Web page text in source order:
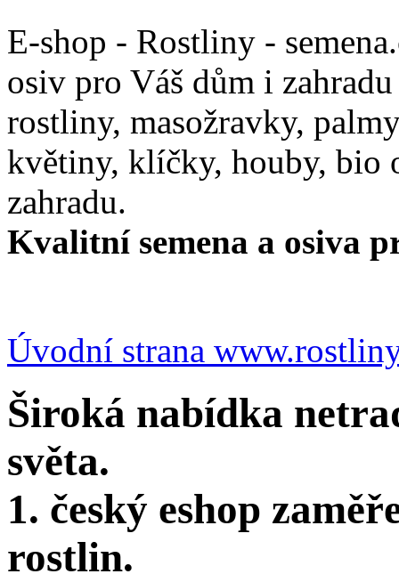
E-shop - Rostliny -
osiv pro Váš dům i
rostliny, masožravky,
květiny, klíčky, houby, bio
zahradu.
Kvalitní semena a osiva
Úvodní strana
Široká nabídka
světa.
1. český eshop
rostlin.